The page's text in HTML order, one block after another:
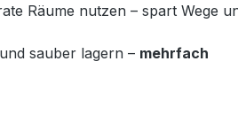
Räume nutzen – spart Wege
sauber lagern – mehrfach